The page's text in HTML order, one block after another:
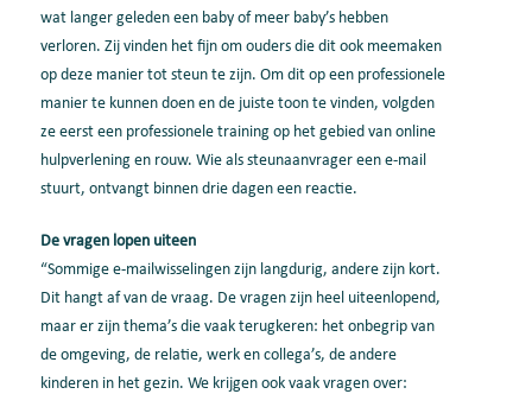
wat langer geleden een baby of meer baby’s hebben
verloren. Zij vinden het fijn om ouders die dit ook meemaken
op deze manier tot steun te zijn. Om dit op een professionele
manier te kunnen doen en de juiste toon te vinden, volgden
ze eerst een professionele training op het gebied van online
hulpverlening en rouw. Wie als steunaanvrager een e-mail
stuurt, ontvangt binnen drie dagen een reactie.
De vragen lopen uiteen
“Sommige e-mailwisselingen zijn langdurig, andere zijn kort.
Dit hangt af van de vraag. De vragen zijn heel uiteenlopend,
maar er zijn thema’s die vaak terugkeren: het onbegrip van
de omgeving, de relatie, werk en collega’s, de andere
kinderen in het gezin. We krijgen ook vaak vragen over: